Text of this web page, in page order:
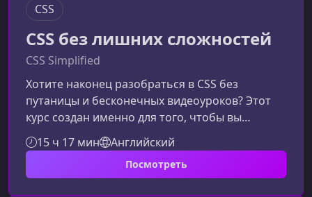
CSS
CSS без лишних сложностей
CSS Simplified
Хотите наконец разобраться в CSS без
путаницы и бесконечных видеоуроков? Этот
курс создан именно для того, чтобы вы
быстро, уверенно и без лишних сложностей
освоили современный CSS и смогли
применять знания в реальных проектах уже в
15 ч 17 мин Английский
Посмотреть